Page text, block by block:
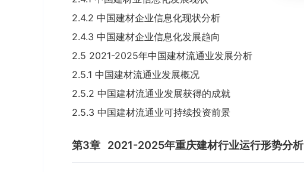
2.4.2 中国建材企业信息化现状分析
2.4.3 中国建材企业信息化发展趋向
2.5 2021-2025年中国建材流通业发展分析
2.5.1 中国建材流通业发展概况
2.5.2 中国建材流通业发展获得的成就
2.5.3 中国建材流通业可持续投资前景
第3章 2021-2025年重庆建材行业运行形势分析